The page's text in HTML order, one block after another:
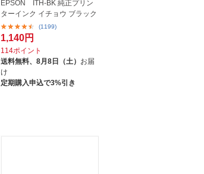
EPSON ITH-BK 純正プリン
ターインク イチョウ ブラック
(1199)
1,140円
114ポイント
送料無料、 8月8日（土） お届
け
定期購入申込で3%引き